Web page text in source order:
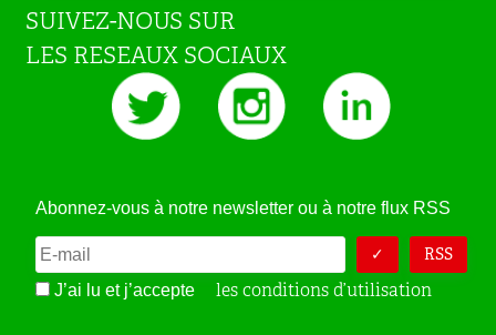
SUIVEZ-NOUS SUR
LES RESEAUX SOCIAUX
Abonnez-vous à notre newsletter ou à notre flux RSS
RSS
J’ai lu et j’accepte les conditions d’utilisation